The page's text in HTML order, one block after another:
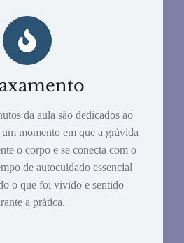
da aula são dedicados ao
momento em que a grávida
o corpo e se conecta com o
de autocuidado essencial
o que foi vivido e sentido
a prática.